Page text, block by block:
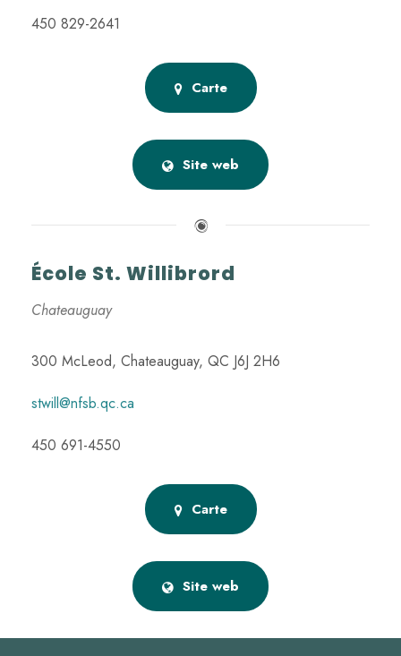
450 829-2641
Carte
Site web
École St. Willibrord
Chateauguay
300 McLeod, Chateauguay, QC J6J 2H6
stwill@nfsb.qc.ca
450 691-4550
Carte
Site web